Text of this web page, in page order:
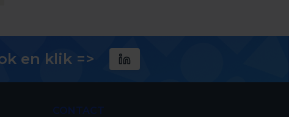
en klik =>
CONTACT